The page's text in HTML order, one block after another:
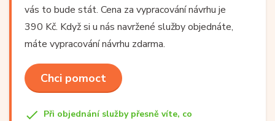
vás to bude stát. Cena za vypracování návrhu je
390 Kč. Když si u nás navržené služby objednáte,
máte vypracování návrhu zdarma.
Chci pomoct
Při objednání služby přesně víte, co